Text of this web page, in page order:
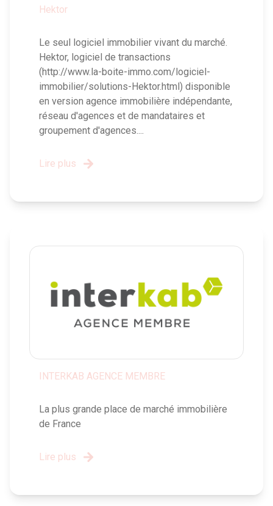
Hektor
Le seul logiciel immobilier vivant du marché.
Hektor, logiciel de transactions
(http://www.la-boite-immo.com/logiciel-
immobilier/solutions-Hektor.html) disponible
en version agence immobilière indépendante,
réseau d'agences et de mandataires et
groupement d'agences....
Lire plus
INTERKAB AGENCE MEMBRE
La plus grande place de marché immobilière
de France
Lire plus